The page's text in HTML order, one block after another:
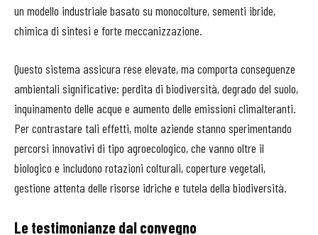
un modello industriale basato su monocolture, sementi ibride,
chimica di sintesi e forte meccanizzazione.
Questo sistema assicura rese elevate, ma comporta conseguenze
ambientali significative: perdita di biodiversità, degrado del suolo,
inquinamento delle acque e aumento delle emissioni climalteranti.
Per contrastare tali effetti, molte aziende stanno sperimentando
percorsi innovativi di tipo agroecologico, che vanno oltre il
biologico e includono rotazioni colturali, coperture vegetali,
gestione attenta delle risorse idriche e tutela della biodiversità.
Le testimonianze dal convegno